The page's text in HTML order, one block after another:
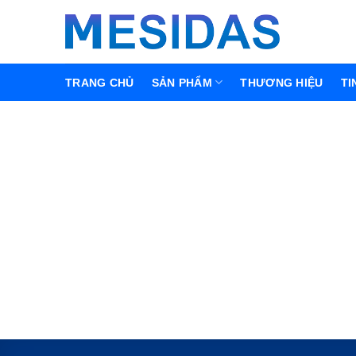
TRANG CHỦ SẢN PHẨM THƯƠNG HIỆU